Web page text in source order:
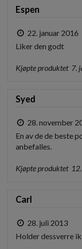
Espen
22. januar 2016
Liker den godt
Kjøpte produktet 7.
Syed
28. november
En av de de beste
anbefalles.
Kjøpte produktet
Carl
28. juli 2013
Holder dessverre